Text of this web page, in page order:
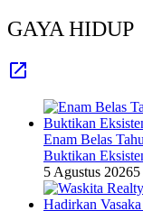
GAYA HIDUP
Enam Belas
Buktikan
5 Agustus 2026